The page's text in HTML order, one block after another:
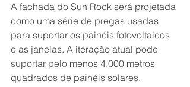
A fachada do Sun Rock será projetada
como uma série de pregas usadas
para suportar os painéis fotovoltaicos
e as janelas. A iteração atual pode
suportar pelo menos 4.000 metros
quadrados de painéis solares.